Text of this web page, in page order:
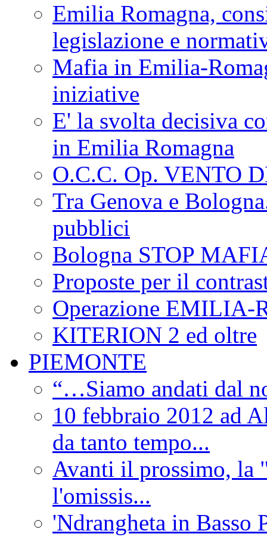
Emilia Romagna,
legislazione e
Mafia in Emilia-
iniziative
E' la svolta decisiva
in Emilia Romagna
O.C.C. Op. VENTO
Tra Genova e
pubblici
Bologna STOP
Proposte per il
Operazione EMILIA-
KITERION 2 ed oltre
PIEMONTE
“…Siamo andati dal
10 febbraio 2012 ad
da tanto tempo...
Avanti il prossimo, la
l'omissis...
'Ndrangheta in Basso